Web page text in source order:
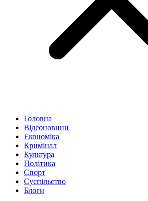
Головна
Відеоновини
Економіка
Кримінал
Культура
Політика
Спорт
Суспільство
Блоги